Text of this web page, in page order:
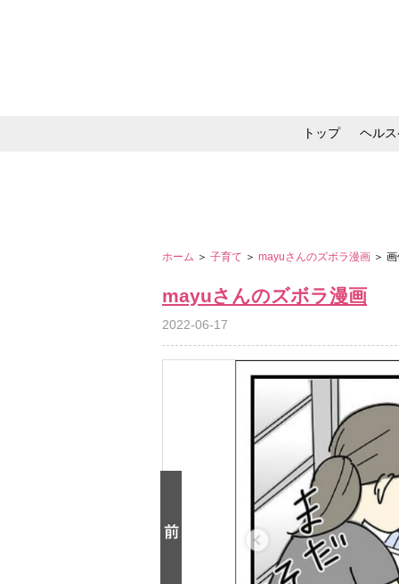
トップ ヘル
ホーム ＞ 子育て ＞ mayuさんのズボラ漫画 ＞
mayuさんのズボラ漫画
2022-06-17